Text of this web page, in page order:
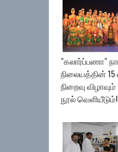
"கலார்ப்பணா"
நிலையத்தின்
நிறைவு
நூல்